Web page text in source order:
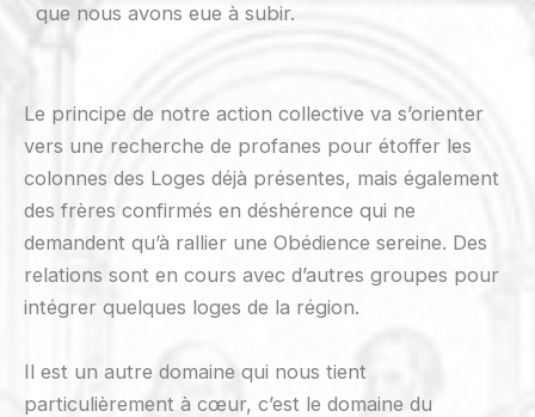
que nous avons eue à subir.
Le principe de notre action collective va s’orienter
vers une recherche de profanes pour étoffer les
colonnes des Loges déjà présentes, mais également
des frères confirmés en déshérence qui ne
demandent qu’à rallier une Obédience sereine. Des
relations sont en cours avec d’autres groupes pour
intégrer quelques loges de la région.
Il est un autre domaine qui nous tient
particulièrement à cœur, c’est le domaine du